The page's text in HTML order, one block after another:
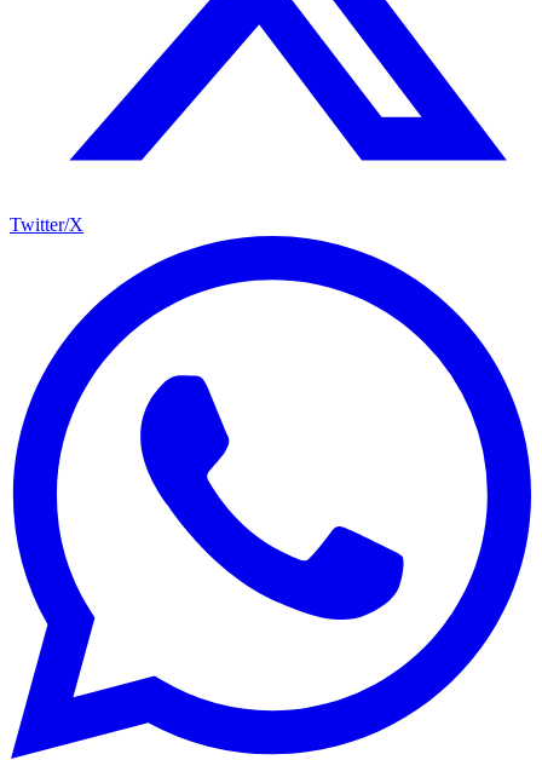
Twitter/X